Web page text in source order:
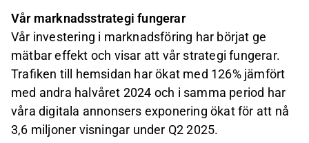
Vår marknadsstrategi fungerar
Vår investering i marknadsföring har börjat ge
mätbar effekt och visar att vår strategi fungerar.
Trafiken till hemsidan har ökat med 126% jämfört
med andra halvåret 2024 och i samma period har
våra digitala annonsers exponering ökat för att nå
3,6 miljoner visningar under Q2 2025.